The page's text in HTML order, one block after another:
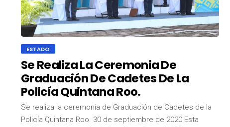
ESTADO
Se Realiza La Ceremonia De
Graduación De Cadetes De La
Policía Quintana Roo.
Se realiza la ceremonia de Graduación de Cadetes de la
Policía Quintana Roo. 30 de septiembre de 2020 Esta